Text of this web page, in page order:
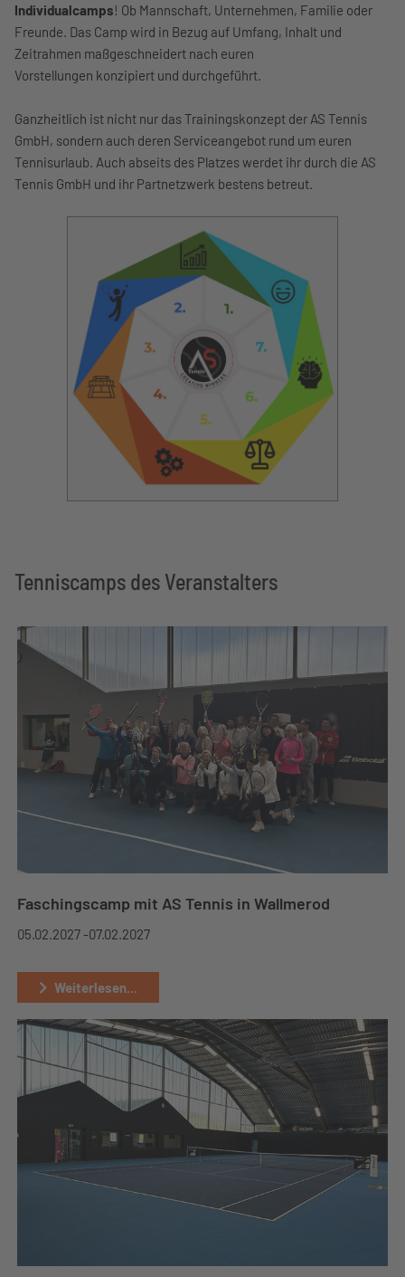
Individualcamps! Ob Mannschaft, Unternehmen, Familie oder
Freunde. Das Camp wird in Bezug auf Umfang, Inhalt und
Zeitrahmen maßgeschneidert nach euren
Vorstellungen konzipiert und durchgeführt.
Ganzheitlich ist nicht nur das Trainingskonzept der AS Tennis
GmbH, sondern auch deren Serviceangebot rund um euren
Tennisurlaub. Auch abseits des Platzes werdet ihr durch die AS
Tennis GmbH und ihr Partnetzwerk bestens betreut.
Tenniscamps des Veranstalters
Faschingscamp mit AS Tennis in Wallmerod
05.02.2027 -07.02.2027
Weiterlesen...